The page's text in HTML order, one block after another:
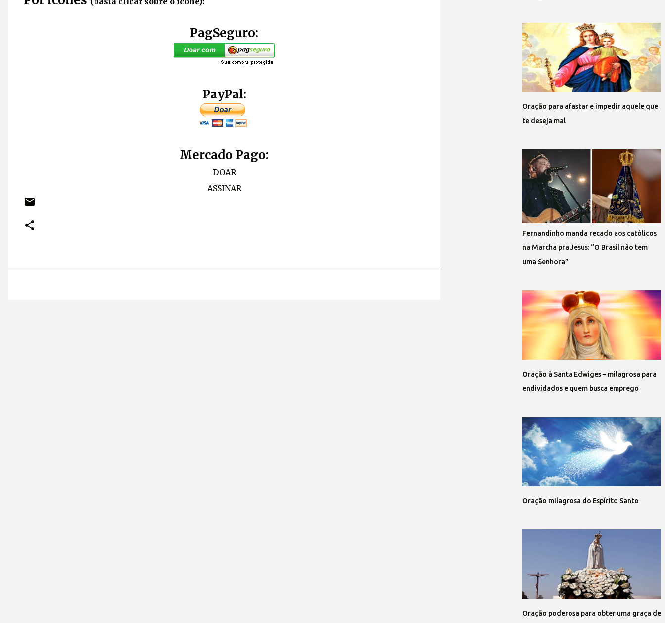
PagSeguro:
PayPal:
Mercado Pago:
DOAR
ASSINAR
Oração para afastar e impedir aquele que
te deseja mal
Fernandinho manda recado aos católicos
na Marcha pra Jesus: “O Brasil não tem
uma Senhora”
Oração à Santa Edwiges – milagrosa para
endividados e quem busca emprego
Oração milagrosa do Espírito Santo
Oração poderosa para obter uma graça de